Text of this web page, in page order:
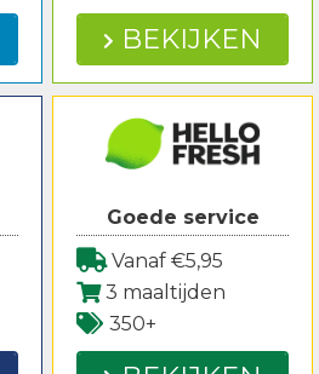
BEKIJKEN
Goede service
Vanaf €5,95
3 maaltijden
350+